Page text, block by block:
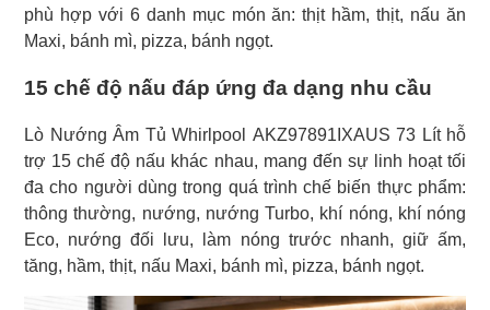
phù hợp với 6 danh mục món ăn: thịt hầm, thịt, nấu ăn
Maxi, bánh mì, pizza, bánh ngọt.
15 chế độ nấu đáp ứng đa dạng nhu cầu
Lò Nướng Âm Tủ Whirlpool AKZ97891IXAUS 73 Lít hỗ
trợ 15 chế độ nấu khác nhau, mang đến sự linh hoạt tối
đa cho người dùng trong quá trình chế biến thực phẩm:
thông thường, nướng, nướng Turbo, khí nóng, khí nóng
Eco, nướng đối lưu, làm nóng trước nhanh, giữ ấm,
tăng, hầm, thịt, nấu Maxi, bánh mì, pizza, bánh ngọt.